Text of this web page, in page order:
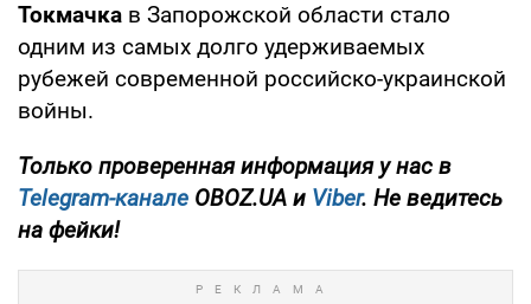
Токмачка в Запорожской области стало
одним из самых долго удерживаемых
рубежей современной российско-украинской
войны.
Только проверенная информация у нас в
Telegram-канале OBOZ.UA и Viber. Не ведитесь
на фейки!